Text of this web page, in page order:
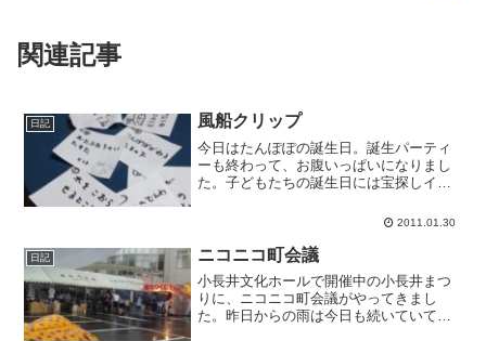
関連記事
日記 風船クリップ
今日はたんぽぽの誕生日。誕生パーティ
ーも終わって、お腹いっぱいになりまし
た。子どもたちの誕生日には宝探しイベ
を何カ所かに分けて、メモに従って探し
部屋で風船の中のメモを探...
2011.01.30
日記 ニコニコ町会議
小長井文化ホールで開催中の小長井まつ
りに、ニコニコ町会議がやってきまし
た。昨日からの雨は今日も続いていてた